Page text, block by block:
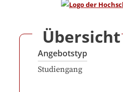
Übersicht
Angebotstyp
Studiengang